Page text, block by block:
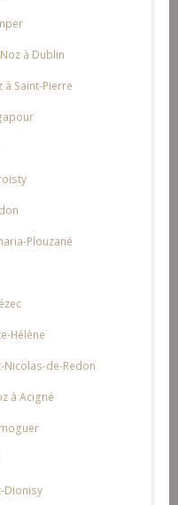
à Dublin
à Saint-Pierre
Plouzané
Hélène
Nicolas-de-Redon
à Acigné
Dionisy